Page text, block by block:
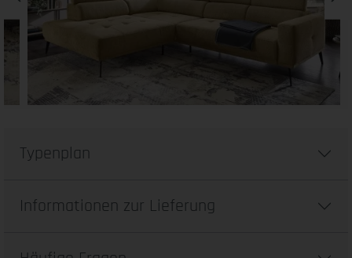
Typenplan
Informationen zur Lieferung